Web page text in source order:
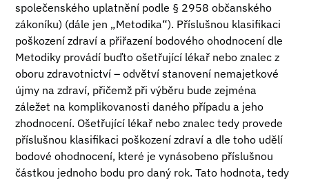
společenského uplatnění podle § 2958 občanského
zákoníku) (dále jen „Metodika“). Příslušnou klasifikaci
poškození zdraví a přiřazení bodového ohodnocení dle
Metodiky provádí buďto ošetřující lékař nebo znalec z
oboru zdravotnictví – odvětví stanovení nemajetkové
újmy na zdraví, přičemž při výběru bude zejména
záležet na komplikovanosti daného případu a jeho
zhodnocení. Ošetřující lékař nebo znalec tedy provede
příslušnou klasifikaci poškození zdraví a dle toho udělí
bodové ohodnocení, které je vynásobeno příslušnou
částkou jednoho bodu pro daný rok. Tato hodnota, tedy